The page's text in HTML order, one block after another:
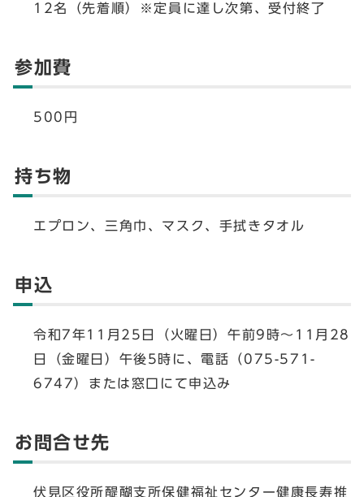
12名（先着順）※定員に達し次第、受付終了
参加費
500円
持ち物
エプロン、三角巾、マスク、手拭きタオル
申込
令和7年11月25日（火曜日）午前9時～11月28
日（金曜日）午後5時に、電話（075-571-
6747）または窓口にて申込み
お問合せ先
伏見区役所醍醐支所保健福祉センター健康長寿推